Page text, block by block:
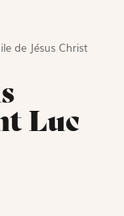
de Jésus Christ
Luc